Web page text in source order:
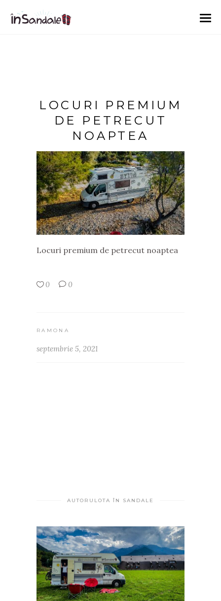
LOCURI PREMIUM
DE PETRECUT
NOAPTEA
Locuri premium de petrecut noaptea
0 0
RAMONA
septembrie 5, 2021
AUTORULOTA ÎN SANDALE